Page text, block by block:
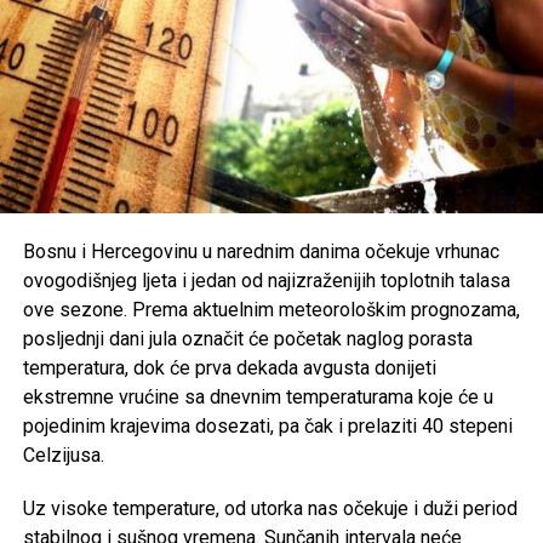
koje njegujemo kao društvo, posebno među mlađim
generacijama. Mnogi smatraju da je zabrinjavajuće kada
otkazani koncert ili festivalski događaj postane važniji od
ljudskih života i tragedije koja je pogodila cijelu zajednicu.
Organizatori Zenica Summer Festa poručili su da je odluka
o otkazivanju donesena iz poštovanja prema nastradalima i
njihovim porodicama, naglašavajući da će prilika za muziku
i zabavu uvijek biti, dok izgubljeni životi ne mogu biti
vraćeni.
Brojni građani podržali su ovu odluku, ističući da u
trenucima kolektivne tuge solidarnost i suosjećanje moraju
biti ispred svih drugih interesa.
Rasprava koja se razvila na društvenim mrežama još
jednom je pokazala koliko je važno njegovati kulturu
empatije, poštovanja i odgovornosti, posebno u trenucima
kada cijela zajednica dijeli bol zbog nenadoknadivog
Bosnu i Hercegovinu u narednim danima očekuje vrhunac
ovogodišnjeg ljeta i jedan od najizraženijih toplotnih talasa
ove sezone. Prema aktuelnim meteorološkim prognozama,
posljednji dani jula označit će početak naglog porasta
temperatura, dok će prva dekada avgusta donijeti
ekstremne vrućine sa dnevnim temperaturama koje će u
pojedinim krajevima dosezati, pa čak i prelaziti 40 stepeni
Celzijusa.
Uz visoke temperature, od utorka nas očekuje i duži period
stabilnog i sušnog vremena. Sunčanih intervala neće